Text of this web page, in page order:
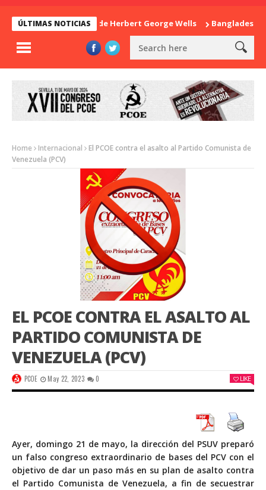
ÚLTIMAS NOTICIAS
La sorpresa de Herbert George Wells Bangladesh:
Home Internacional
El PCOE contra el asalto al Partido Comunista de
Venezuela (PCV)
EL PCOE CONTRA EL ASALTO AL
PARTIDO COMUNISTA DE
VENEZUELA (PCV)
PCOE May 22, 2023 0 LIKE
Ayer, domingo 21 de mayo, la dirección del PSUV preparó
un falso congreso extraordinario de bases del PCV con el
objetivo de dar un paso más en su plan de asalto contra
el Partido Comunista de Venezuela, a fin de secuestrar